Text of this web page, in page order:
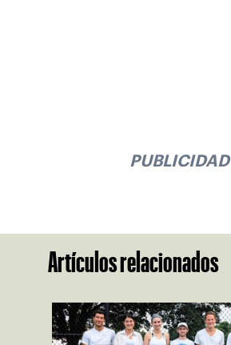
PUBLICIDAD
Artículos relacionados